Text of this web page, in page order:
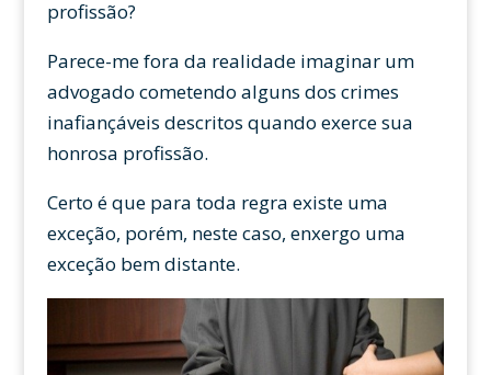
profissão?
Parece-me fora da realidade imaginar um
advogado cometendo alguns dos crimes
inafiançáveis descritos quando exerce sua
honrosa profissão.
Certo é que para toda regra existe uma
exceção, porém, neste caso, enxergo uma
exceção bem distante.